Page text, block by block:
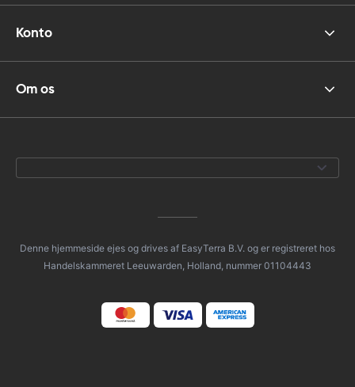
Konto
Om os
Denne hjemmeside ejes og drives af EasyTerra B.V. og er registreret hos
Handelskammeret Leeuwarden, Holland, nummer 01104443